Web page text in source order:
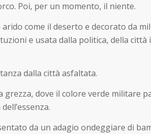
Poi, per un momento, il niente.
come il deserto e decorato da
e usata dalla politica, della
dalla città asfaltata.
dove il colore verde militare
da un adagio ondeggiare di